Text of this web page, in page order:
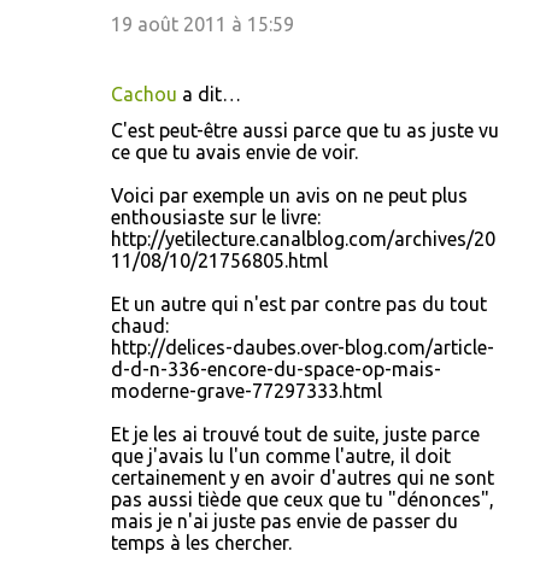
19 août 2011 à 15:59
Cachou a dit…
C'est peut-être aussi parce que tu as juste vu
ce que tu avais envie de voir.
Voici par exemple un avis on ne peut plus
enthousiaste sur le livre:
http://yetilecture.canalblog.com/archives/20
11/08/10/21756805.html
Et un autre qui n'est par contre pas du tout
chaud:
http://delices-daubes.over-blog.com/article-
d-d-n-336-encore-du-space-op-mais-
moderne-grave-77297333.html
Et je les ai trouvé tout de suite, juste parce
que j'avais lu l'un comme l'autre, il doit
certainement y en avoir d'autres qui ne sont
pas aussi tiède que ceux que tu "dénonces",
mais je n'ai juste pas envie de passer du
temps à les chercher.